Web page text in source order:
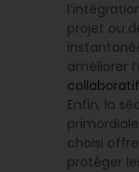
projet ou
améliorer
collaboratif
Enfin, la
choisi
protéger